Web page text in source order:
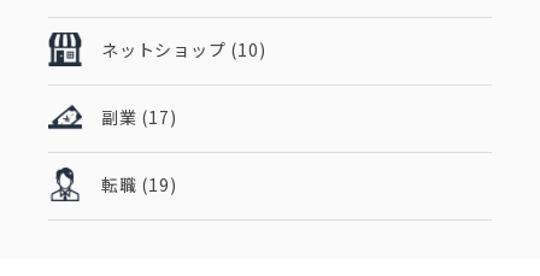
ネットショップ (10)
副業 (17)
転職 (19)